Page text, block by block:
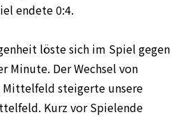
endete 0:4.
löste sich im Spiel gegen
Minute. Der Wechsel von
Mittelfeld steigerte unsere
Kurz vor Spielende